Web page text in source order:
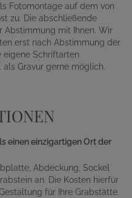
Fotomontage auf dem von
zu. Die abschließende
mit Ihnen. Wir
erst nach Abstimmung der
eigene Schriftarten
als Gravur gerne möglich.
einen einzigartigen Ort der
Abdeckung, Sockel
an. Die Kosten hierfür
für Ihre Grabstätte.